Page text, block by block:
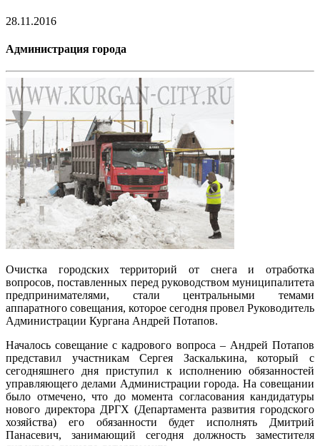
28.11.2016
Администрация города
Очистка городских территорий от снега и отработка
вопросов, поставленных перед руководством муниципалитета
предпринимателями, стали центральными темами
аппаратного совещания, которое сегодня провел Руководитель
Администрации Кургана Андрей Потапов.
Началось совещание с кадрового вопроса – Андрей Потапов
представил участникам Сергея Заскалькина, который с
сегодняшнего дня приступил к исполнению обязанностей
управляющего делами Администрации города. На совещании
было отмечено, что до момента согласования кандидатуры
нового директора ДРГХ (Департамента развития городского
хозяйства) его обязанности будет исполнять Дмитрий
Панасевич, занимающий сегодня должность заместителя